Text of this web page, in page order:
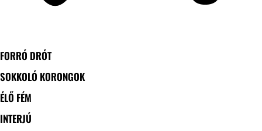
FORRÓ DRÓT
SOKKOLÓ KORONGOK
ÉLŐ FÉM
INTERJÚ